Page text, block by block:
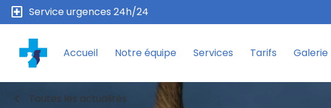
local_hospital Service urgences 24h/24
Accueil Notre équipe Services Tarifs
chevron_left Toutes les actualités